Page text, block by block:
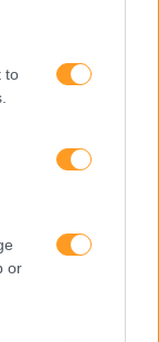
to
or
mudança com a